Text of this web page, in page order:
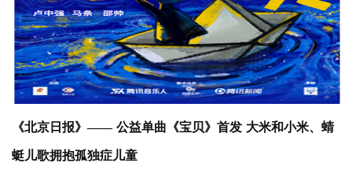
《北京日报》—— 公益单曲《宝贝》首发 大米和小米、蜻
蜓儿歌拥抱孤独症儿童